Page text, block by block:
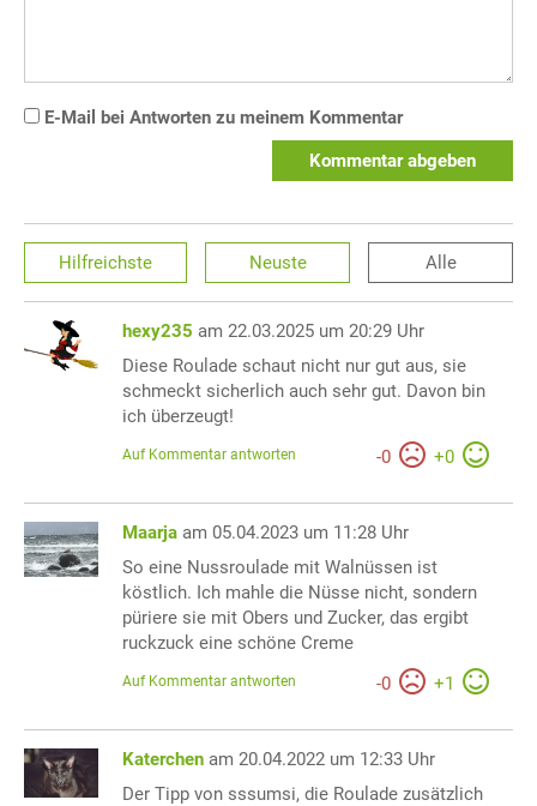
E-Mail bei Antworten zu meinem Kommentar
Kommentar abgeben
Hilfreichste Neuste Alle
hexy235 am 22.03.2025 um 20:29 Uhr
Diese Roulade schaut nicht nur gut aus, sie
schmeckt sicherlich auch sehr gut. Davon bin
ich überzeugt!
-0 +0
Auf Kommentar antworten
Maarja am 05.04.2023 um 11:28 Uhr
So eine Nussroulade mit Walnüssen ist
köstlich. Ich mahle die Nüsse nicht, sondern
püriere sie mit Obers und Zucker, das ergibt
ruckzuck eine schöne Creme
-0 +1
Auf Kommentar antworten
Katerchen am 20.04.2022 um 12:33 Uhr
Der Tipp von sssumsi, die Roulade zusätzlich